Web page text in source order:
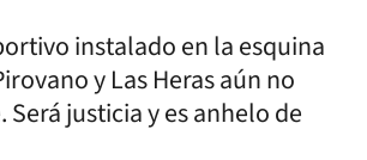
instalado en la esquina
y Las Heras aún no
justicia y es anhelo de